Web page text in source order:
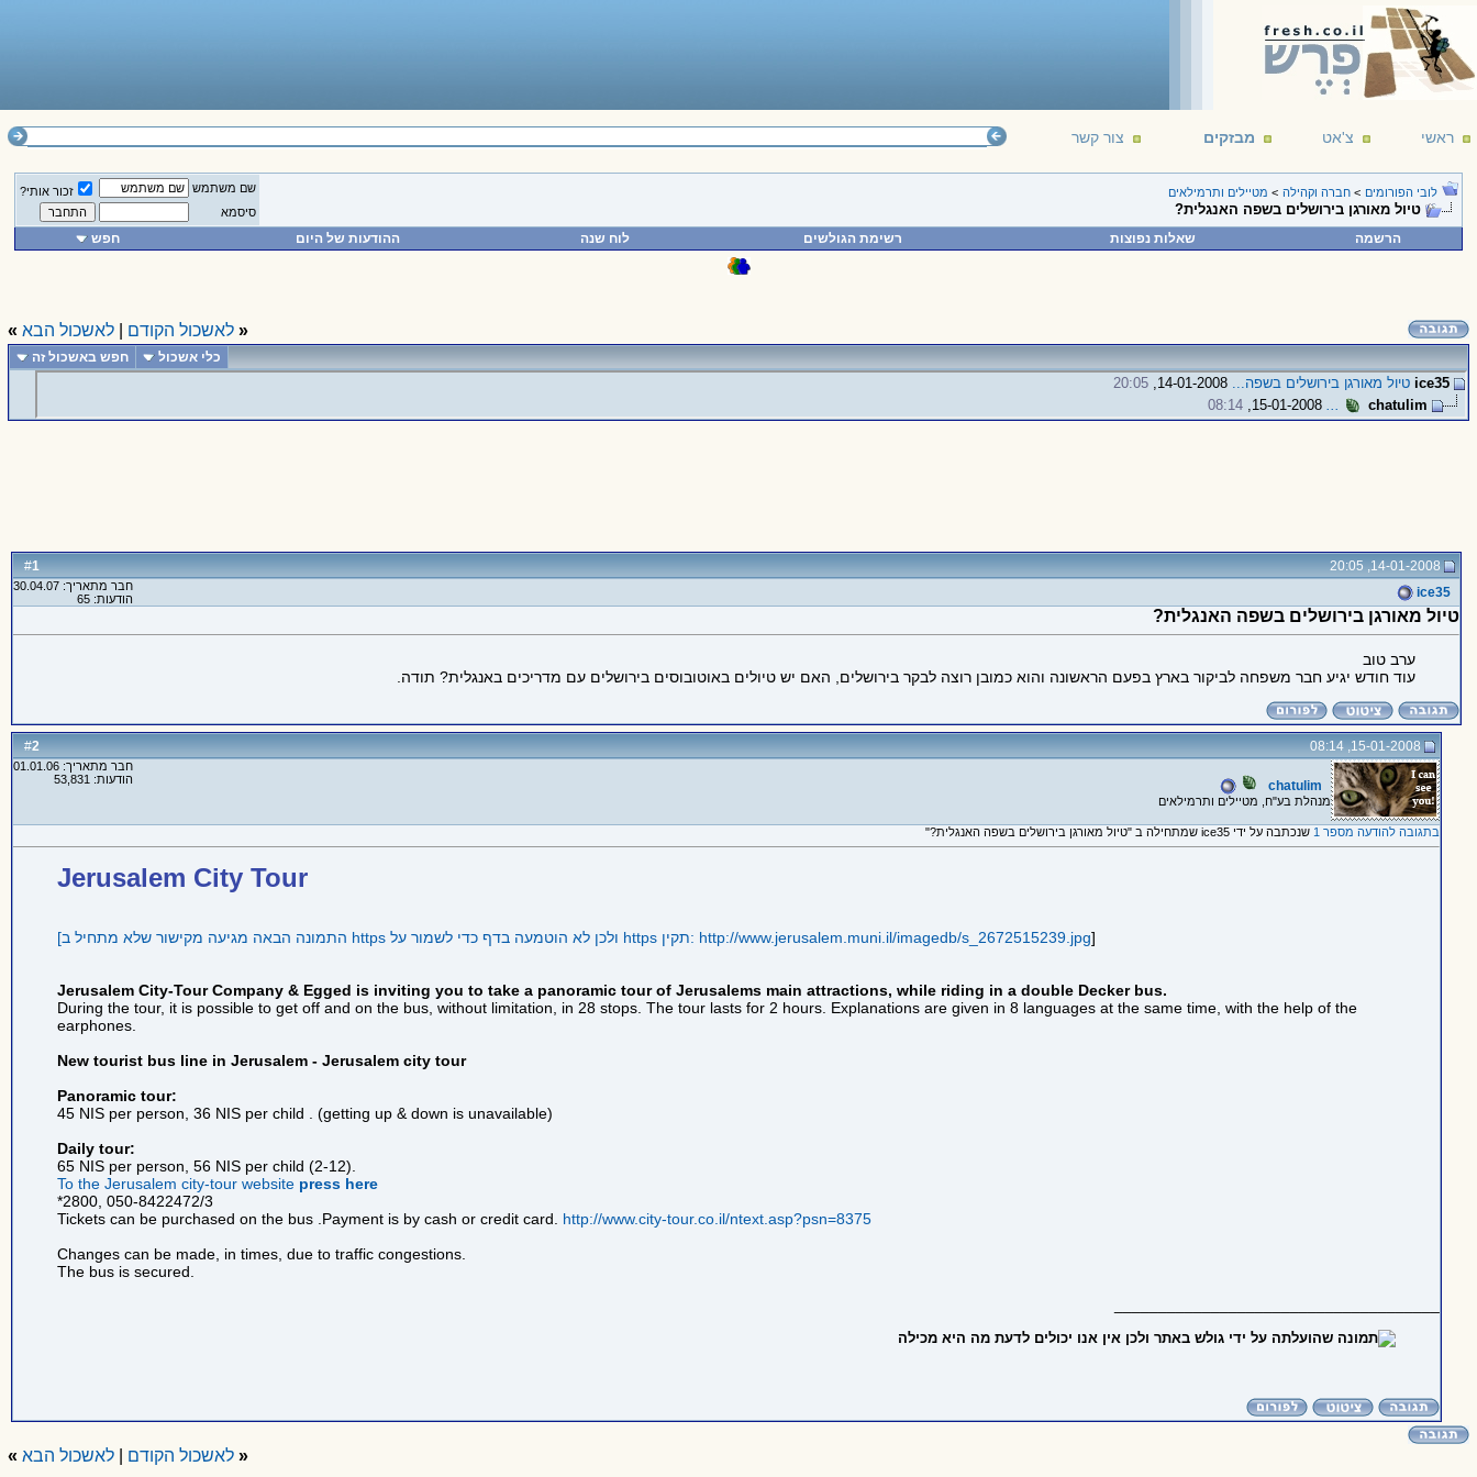
ראשי צ'אט מבזקים צור קשר
לובי הפורומים > חברה וקהילה > מטיילים ותרמילאים
טיול מאורגן בירושלים בשפה האנגלית?
שם משתמש
זכור אותי?
סיסמא
הרשמה שאלות נפוצות רשימת הגולשים לוח שנה ההודעות של היום חפש
« לאשכול הקודם לאשכול הבא »
כלי אשכול חפש באשכול זה
ice35 טיול מאורגן בירושלים בשפה...
20:05
chatulim
...
15-01-2008,
08:14
#
1
14-01-2008, 20:05
ice35
חבר מתאריך: 30.04.07
הודעות: 65
טיול מאורגן בירושלים בשפה האנגלית?
ערב טוב
עוד חודש יגיע חבר משפחה לביקור בארץ בפעם הראשונה והוא כמובן רוצה לבקר בירושלים, האם יש טיולים באוטובוסים בירושלים עם מדריכים באנגלית? תודה.
#
2 15-01-2008, 08:14
chatulim
מנהלת בע"ח, מטיילים ותרמילאים
חבר מתאריך: 01.01.06
הודעות: 53,831
בתגובה להודעה מספר 1 שנכתבה על ידי ice35 שמתחילה ב "טיול מאורגן בירושלים בשפה האנגלית?"
Jerusalem City Tour
[התמונה הבאה מגיעה מקישור שלא מתחיל ב https ולכן לא הוטמעה בדף כדי לשמור על https תקין: http://www.jerusalem.muni.il/imagedb/s_2672515239.jpg]
Jerusalem City-Tour Company & Egged is inviting you to take a panoramic tour of Jerusalems main attractions, while riding in a double Decker bus.
During the tour, it is possible to get off and on the bus, without limitation, in 28 stops. The tour lasts for 2 hours. Explanations are given in 8 languages at the same time, with the help of the
earphones.
New tourist bus line in Jerusalem - Jerusalem city tour
Panoramic tour:
45 NIS per person, 36 NIS per child . (getting up & down is unavailable)
Daily tour:
65 NIS per person, 56 NIS per child (2-12).
To the Jerusalem city-tour website press here
*2800, 050-8422472/3
Tickets can be purchased on the bus .Payment is by cash or credit card. http://www.city-tour.co.il/ntext.asp?psn=8375
Changes can be made, in times, due to traffic congestions.
The bus is secured.
« לאשכול הקודם |לאשכול הבא »